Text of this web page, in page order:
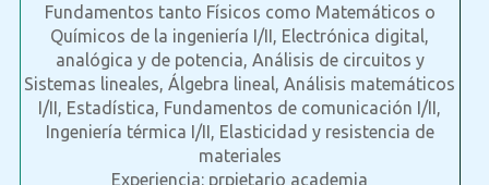
Fundamentos tanto Físicos como Matemáticos o
Químicos de la ingeniería I/II, Electrónica digital,
analógica y de potencia, Análisis de circuitos y
Sistemas lineales, Álgebra lineal, Análisis matemáticos
I/II, Estadística, Fundamentos de comunicación I/II,
Ingeniería térmica I/II, Elasticidad y resistencia de
materiales
Experiencia: prpietario academia